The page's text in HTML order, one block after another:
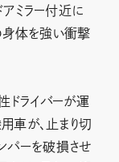
ミラー付近に
身体を強い衝撃
ドライバーが運
車が、止まり切
パーを破損させ